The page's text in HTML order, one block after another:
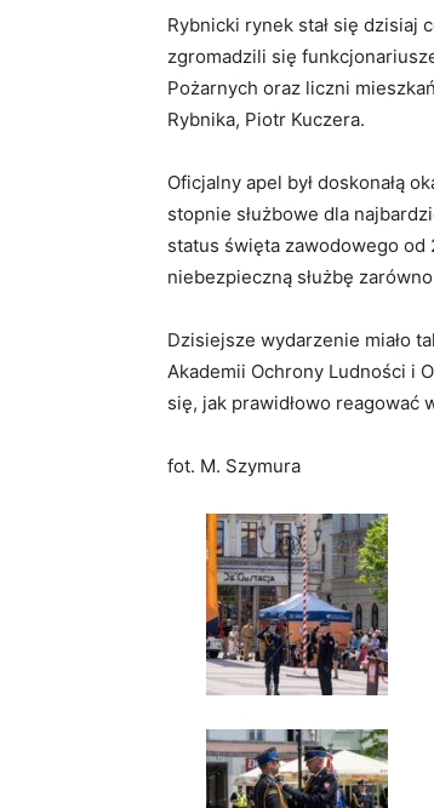
Rybnicki rynek stał się dzisiaj
zgromadzili się
Pożarnych oraz liczni
Rybnika, Piotr Kuczera.
​Oficjalny apel był doskonałą
stopnie służbowe dla
status święta zawodowego
niebezpieczną służbę
​Dzisiejsze wydarzenie miało
Akademii Ochrony Ludności i
się, jak prawidłowo reagować
fot. M. Szymura